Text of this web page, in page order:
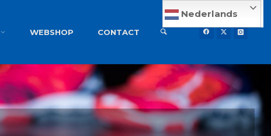
WEBSHOP CONTACT
Nederlands